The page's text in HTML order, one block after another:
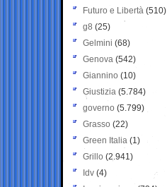
Futuro e Libertà (510)
g8 (25)
Gelmini (68)
Genova (542)
Giannino (10)
Giustizia (5.784)
governo (5.799)
Grasso (22)
Green Italia (1)
Grillo (2.941)
Idv (4)